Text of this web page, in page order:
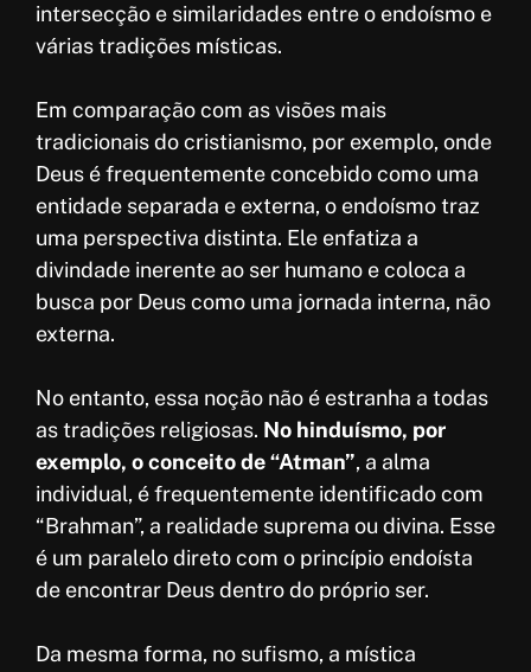
intersecção e similaridades entre o endoísmo e
várias tradições místicas.
Em comparação com as visões mais
tradicionais do cristianismo, por exemplo, onde
Deus é frequentemente concebido como uma
entidade separada e externa, o endoísmo traz
uma perspectiva distinta. Ele enfatiza a
divindade inerente ao ser humano e coloca a
busca por Deus como uma jornada interna, não
externa.
No entanto, essa noção não é estranha a todas
as tradições religiosas. No hinduísmo, por
exemplo, o conceito de “Atman”, a alma
individual, é frequentemente identificado com
“Brahman”, a realidade suprema ou divina. Esse
é um paralelo direto com o princípio endoísta
de encontrar Deus dentro do próprio ser.
Da mesma forma, no sufismo, a mística